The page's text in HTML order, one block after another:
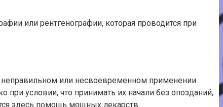
или рентгенографии, которая проводится при
неправильном или несвоевременном применении
при условии, что принимать их начали без опозданий,
здесь помощь мощных лекарств.